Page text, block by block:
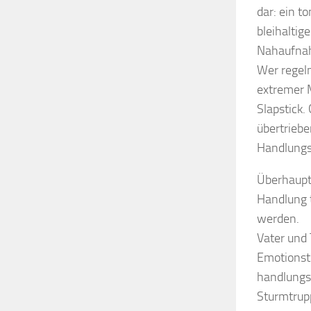
dar: ein
Wer
extremer
Slapstick.
Handlung
werden.
Vater und